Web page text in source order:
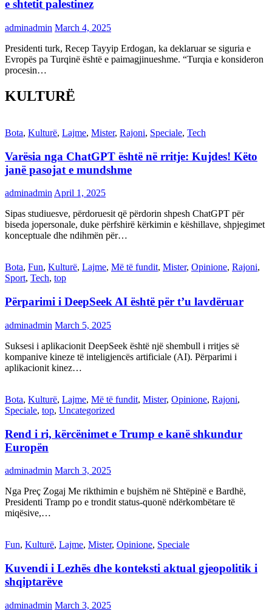
e shtetit palestinez
adminadmin March 4, 2025
Presidenti turk, Recep Tayyip Erdogan, ka deklaruar se siguria e
Evropës pa Turqinë është e paimagjinueshme. “Turqia e konsideron
procesin…
KULTURË
Bota, Kulturë, Lajme, Mister, Rajoni, Speciale, Tech
Varësia nga ChatGPT është në rritje: Kujdes! Këto
janë pasojat e mundshme
adminadmin April 1, 2025
Sipas studiuesve, përdoruesit që përdorin shpesh ChatGPT për
biseda jopersonale, duke përfshirë kërkimin e këshillave, shpjegimet
konceptuale dhe ndihmën për…
Bota, Fun, Kulturë, Lajme, Më të fundit, Mister, Opinione, Rajoni,
Sport, Tech, top
Përparimi i DeepSeek AI është për t’u lavdëruar
adminadmin March 5, 2025
Suksesi i aplikacionit DeepSeek është një shembull i rritjes së
kompanive kineze të inteligjencës artificiale (AI). Përparimi i
aplikacionit kinez…
Bota, Kulturë, Lajme, Më të fundit, Mister, Opinione, Rajoni,
Speciale, top, Uncategorized
Rend i ri, kërcënimet e Trump e kanë shkundur
Europën
adminadmin March 3, 2025
Nga Preç Zogaj Me rikthimin e bujshëm në Shtëpinë e Bardhë,
Presidenti Tramp po e trondit status-quonë ndërkombëtare të
miqësive,…
Fun, Kulturë, Lajme, Mister, Opinione, Speciale
Kuvendi i Lezhës dhe konteksti aktual gjeopolitik i
shqiptarëve
adminadmin March 3, 2025